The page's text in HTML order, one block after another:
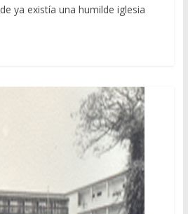
ya existía una humilde iglesia